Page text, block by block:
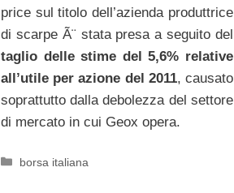
price sul titolo dell’azienda produttrice
di scarpe Ã¨ stata presa a seguito del
taglio delle stime del 5,6% relative
all’utile per azione del 2011, causato
soprattutto dalla debolezza del settore
di mercato in cui Geox opera.
Categorie
borsa italiana